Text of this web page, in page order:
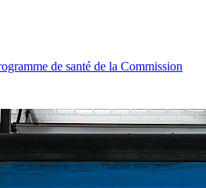
de santé de la Commission